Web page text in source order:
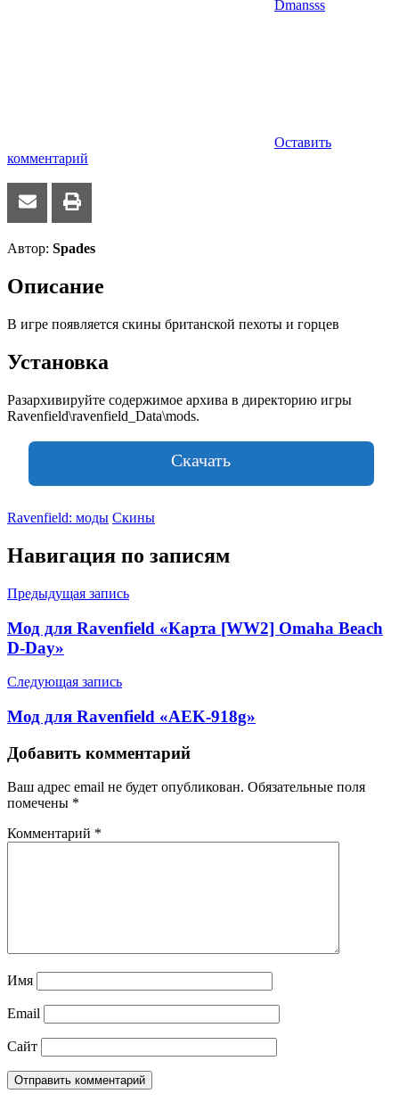
Dmansss
Оставить
комментарий
Автор: Spades
Описание
В игре появляется скины британской пехоты и горцев
Установка
Разархивируйте содержимое архива в директорию игры
Ravenfield\ravenfield_Data\mods.
Скачать
Ravenfield: моды Скины
Навигация по записям
Предыдущая запись
Мод для Ravenfield «Карта [WW2] Omaha Beach
D-Day»
Следующая запись
Мод для Ravenfield «AEK-918g»
Добавить комментарий
Ваш адрес email не будет опубликован. Обязательные поля
помечены *
Комментарий *
Имя
Email
Сайт